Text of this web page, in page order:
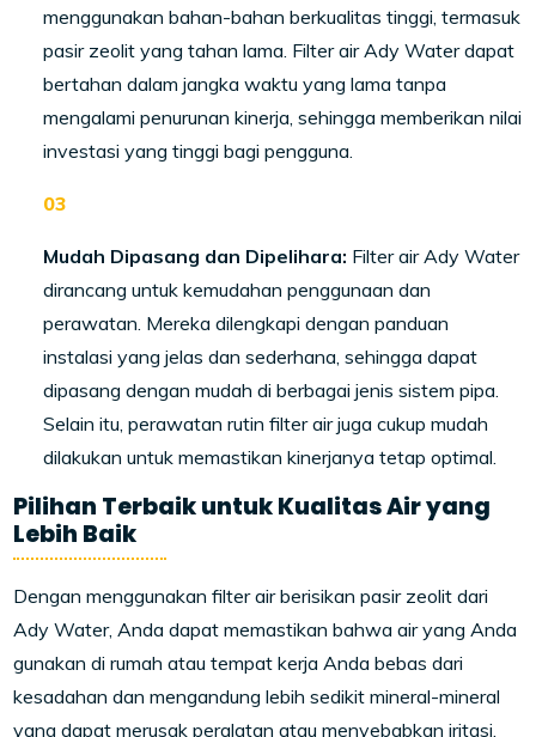
menggunakan bahan-bahan berkualitas tinggi, termasuk
pasir zeolit yang tahan lama. Filter air Ady Water dapat
bertahan dalam jangka waktu yang lama tanpa
mengalami penurunan kinerja, sehingga memberikan nilai
investasi yang tinggi bagi pengguna.
Mudah Dipasang dan Dipelihara: Filter air Ady Water
dirancang untuk kemudahan penggunaan dan
perawatan. Mereka dilengkapi dengan panduan
instalasi yang jelas dan sederhana, sehingga dapat
dipasang dengan mudah di berbagai jenis sistem pipa.
Selain itu, perawatan rutin filter air juga cukup mudah
dilakukan untuk memastikan kinerjanya tetap optimal.
Pilihan Terbaik untuk Kualitas Air yang
Lebih Baik
Dengan menggunakan filter air berisikan pasir zeolit dari
Ady Water, Anda dapat memastikan bahwa air yang Anda
gunakan di rumah atau tempat kerja Anda bebas dari
kesadahan dan mengandung lebih sedikit mineral-mineral
yang dapat merusak peralatan atau menyebabkan iritasi.